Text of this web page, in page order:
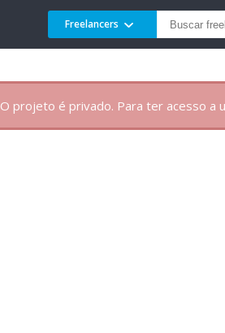
Freelancers
O projeto é privado. Para ter acesso a